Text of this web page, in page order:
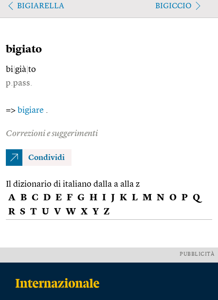
BIGIARELLA BIGICCIO
bigiato
bi già to
p.pass.
=> bigiare
Correzioni e suggerimenti
Condividi
Il dizionario di italiano dalla a alla z
A B C D E F G H I J K L M N O P Q
R S T U V W X Y Z
PUBBLICITÀ